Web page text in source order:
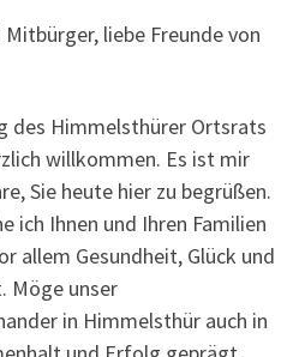
liebe Freunde von
des Himmelsthürer Ortsrats
willkommen. Es ist mir
Sie heute hier zu begrüßen.
ich Ihnen und Ihren Familien
allem Gesundheit, Glück und
Möge unser
in Himmelsthür auch in